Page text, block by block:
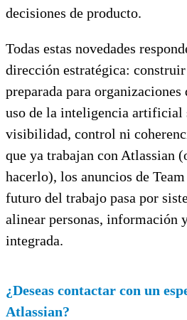
decisiones de producto.
Todas estas novedades
dirección estratégica:
preparada para organizaciones
uso de la inteligencia artificial
visibilidad, control ni
que ya trabajan con Atlassian
hacerlo), los anuncios de
futuro del trabajo pasa por
alinear personas, información
integrada.
¿Deseas contactar con un
Atlassian?